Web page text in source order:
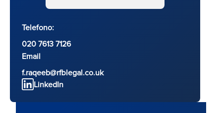
Telefono:
020 7613 7126
Email
f.raqeeb@rfblegal.co.uk
LinkedIn